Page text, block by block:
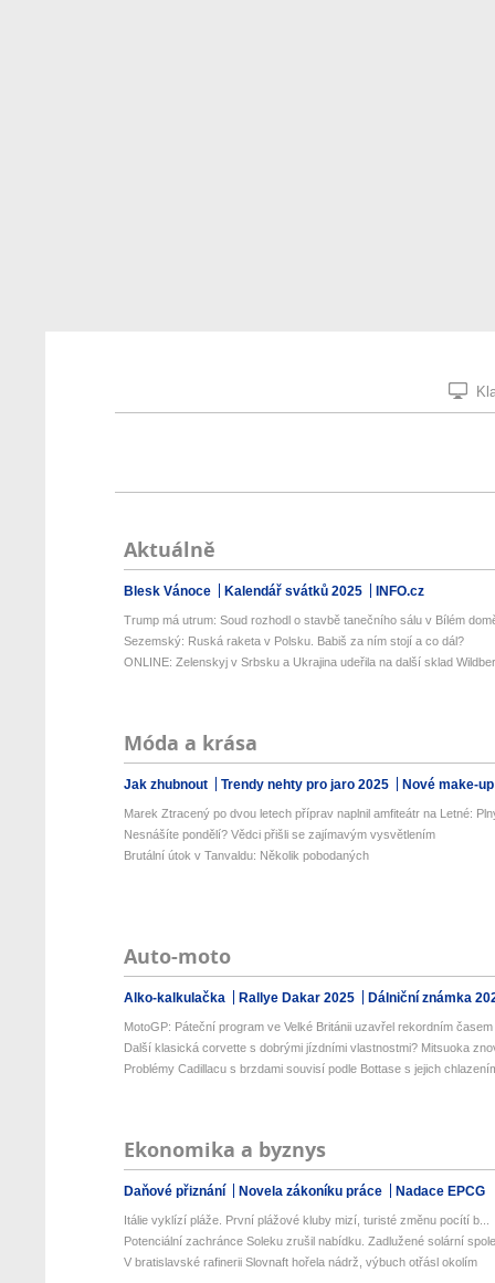
Aktuálně
Blesk Vánoce Kalendář svátků 2025 INFO.cz
Trump má utrum: Soud rozhodl o stavbě tanečního sálu v Bílém
Sezemský: Ruská raketa v Polsku. Babiš za ním stojí a co dál?
ONLINE: Zelenskyj v Srbsku a Ukrajina udeřila na další sklad
Móda a krása
Jak zhubnout Trendy nehty pro jaro 2025 Nové make-
Marek Ztracený po dvou letech příprav naplnil amfiteátr na Letné:
Nesnášíte pondělí? Vědci přišli se zajímavým vysvětlením
Brutální útok v Tanvaldu: Několik pobodaných
Auto-moto
Alko-kalkulačka Rallye Dakar 2025 Dálniční známka
MotoGP: Páteční program ve Velké Británii uzavřel rekordním
Další klasická corvette s dobrými jízdními vlastnostmi? Mitsuoka
Problémy Cadillacu s brzdami souvisí podle Bottase s jejich
Ekonomika a byznys
Daňové přiznání Novela zákoníku práce Nadace EPCG
Itálie vyklízí pláže. První plážové kluby mizí, turisté změnu pocítí b...
Potenciální zachránce Soleku zrušil nabídku. Zadlužené solární
V bratislavské rafinerii Slovnaft hořela nádrž, výbuch otřásl okolím